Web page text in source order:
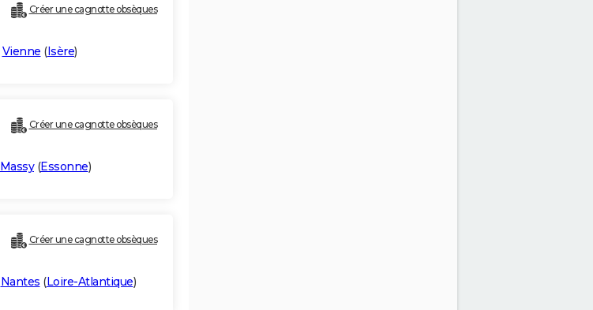
Créer une cagnotte obsèques
Vienne (Isère)
Créer une cagnotte obsèques
Massy(Essonne)
Créer une cagnotte obsèques
Nantes (Loire-Atlantique)